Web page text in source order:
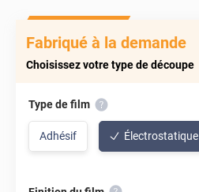
Fabriqué à la demande
Choisissez votre type de découpe
Type de film
Adhésif Électrostatique